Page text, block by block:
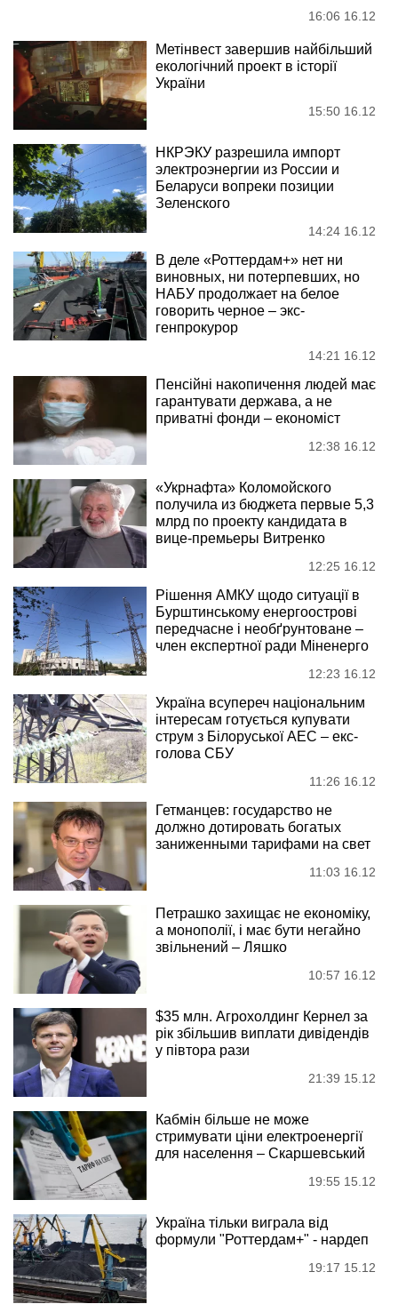
16:06 16.12
Метінвест завершив найбільший
екологічний проект в історії
України
15:50 16.12
НКРЭКУ разрешила импорт
электроэнергии из России и
Беларуси вопреки позиции
Зеленского
14:24 16.12
В деле «Роттердам+» нет ни
виновных, ни потерпевших, но
НАБУ продолжает на белое
говорить черное – экс-
генпрокурор
14:21 16.12
Пенсійні накопичення людей має
гарантувати держава, а не
приватні фонди – економіст
12:38 16.12
«Укрнафта» Коломойского
получила из бюджета первые 5,3
млрд по проекту кандидата в
вице-премьеры Витренко
12:25 16.12
Рішення АМКУ щодо ситуації в
Бурштинському енергоострові
передчасне і необґрунтоване –
член експертної ради Міненерго
12:23 16.12
Україна всупереч національним
інтересам готується купувати
струм з Білоруської АЕС – екс-
голова СБУ
11:26 16.12
Гетманцев: государство не
должно дотировать богатых
заниженными тарифами на свет
11:03 16.12
Петрашко захищає не економіку,
а монополії, і має бути негайно
звільнений – Ляшко
10:57 16.12
$35 млн. Агрохолдинг Кернел за
рік збільшив виплати дивідендів
у півтора рази
21:39 15.12
Кабмін більше не може
стримувати ціни електроенергії
для населення – Скаршевський
19:55 15.12
Україна тільки виграла від
формули "Роттердам+" - нардеп
19:17 15.12